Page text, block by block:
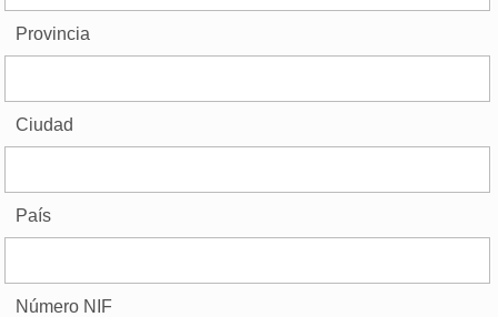
Provincia
Ciudad
País
Número NIF